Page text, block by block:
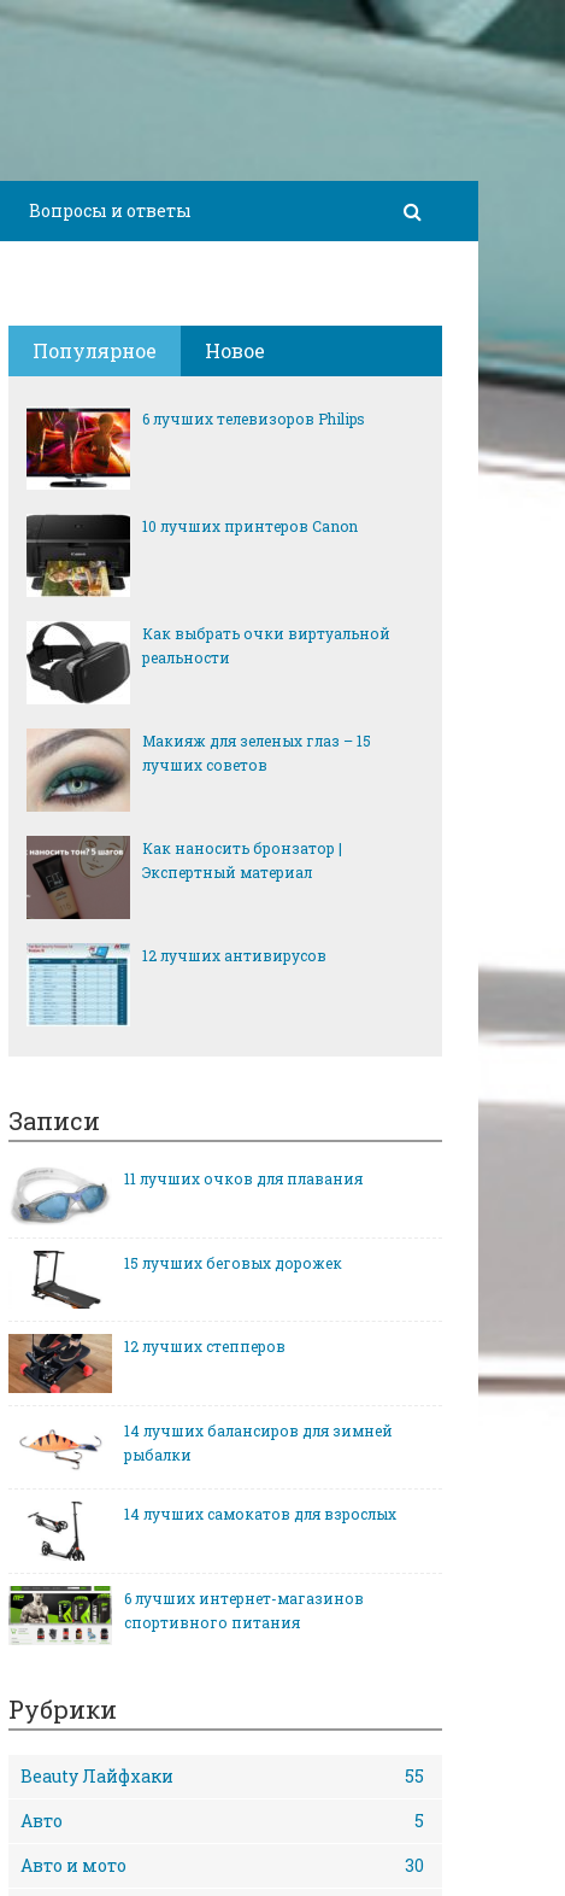
Вопросы и ответы
Популярное Новое
6 лучших телевизоров Philips
10 лучших принтеров Canon
Как выбрать очки виртуальной
реальности
Макияж для зеленых глаз – 15
лучших советов
Как наносить бронзатор |
Экспертный материал
12 лучших антивирусов
Записи
11 лучших очков для плавания
15 лучших беговых дорожек
12 лучших степперов
14 лучших балансиров для зимней
рыбалки
14 лучших самокатов для взрослых
6 лучших интернет-магазинов
спортивного питания
Рубрики
Beauty Лайфхаки
55
Авто
5
Авто и мото
30